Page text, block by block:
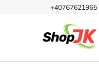
+40767621965